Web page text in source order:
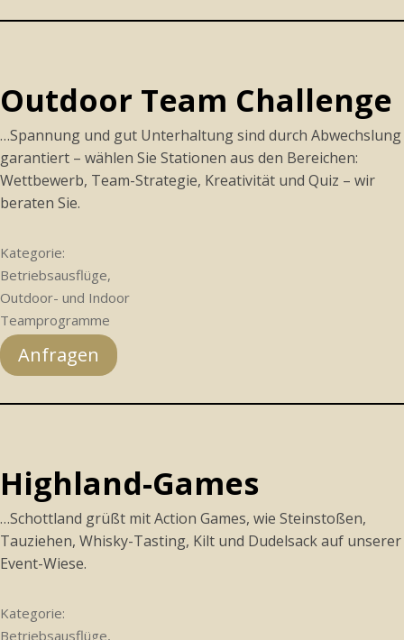
Outdoor Team Challenge
…Spannung und gut Unterhaltung sind durch Abwechslung
garantiert – wählen Sie Stationen aus den Bereichen:
Wettbewerb, Team-Strategie, Kreativität und Quiz – wir
beraten Sie.
Kategorie:
Betriebsausflüge,
Outdoor- und Indoor
Teamprogramme
Anfragen
Highland-Games
…Schottland grüßt mit Action Games, wie Steinstoßen,
Tauziehen, Whisky-Tasting, Kilt und Dudelsack auf unserer
Event-Wiese.
Kategorie:
Betriebsausflüge,